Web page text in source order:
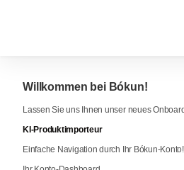
Willkommen bei Bókun!
Lassen Sie uns Ihnen unser neues
KI-Produktimporteur
Einfache Navigation durch Ihr Bókun-Konto!